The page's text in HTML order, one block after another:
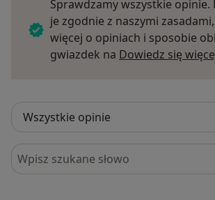
Sprawdzamy wszystkie
je zgodnie z naszymi
więcej o opiniach i sposobie
gwiazdek na Dowiedz się
Szukaj w opiniach